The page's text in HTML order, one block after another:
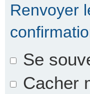
Renvoyer
Se
Cacher